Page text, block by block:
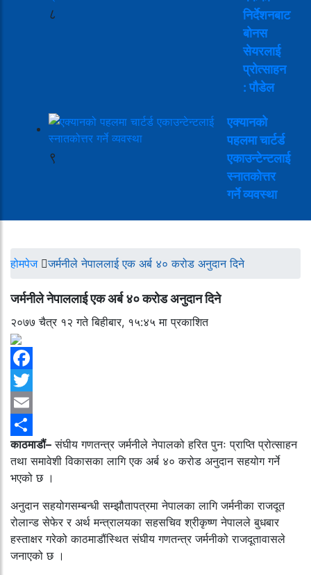
८
निर्देशनबाट
बोनस
सेयरलाई
प्रोत्साहन
: पौडेल
९
एक्यानको
पहलमा चार्टर्ड
एकाउन्टेन्टलाई
स्नातकोत्तर
गर्ने व्यवस्था
होमपेज जर्मनीले नेपाललाई एक अर्ब ४० करोड अनुदान दिने
जर्मनीले नेपाललाई एक अर्ब ४० करोड अनुदान दिने
२०७७ चैत्र १२ गते बिहीबार, १५:४५ मा प्रकाशित
Facebook
Twitter
Email
Share
काठमाडौं– संघीय गणतन्त्र जर्मनीले नेपालको हरित पुनः प्राप्ति प्रोत्साहन
तथा समावेशी विकासका लागि एक अर्ब ४० करोड अनुदान सहयोग गर्ने
भएको छ ।
अनुदान सहयोगसम्बन्धी सम्झौतापत्रमा नेपालका लागि जर्मनीका राजदूत
रोलान्ड सेफेर र अर्थ मन्त्रालयका सहसचिव श्रीकृष्ण नेपालले बुधबार
हस्ताक्षर गरेको काठमाडौंस्थित संघीय गणतन्त्र जर्मनीको राजदूतावासले
जनाएको छ ।